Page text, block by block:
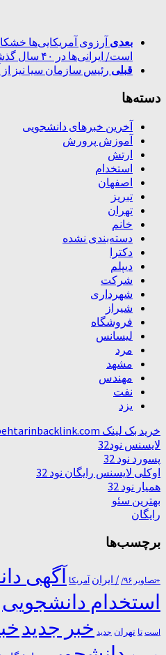
بعدی آرزوی آمریکایی‌ها
است/ ایرانی‌ها در ۴۰ سال گذشته هر دشمنی را زمین زدند
قبلی رئیس سازمان سیا نیز
دسته‌ها
آخرین خبرهای دانشجویی
آموزش پرورش
ارتش
استخدام
اصفهان
تبریز
تهران
خانم
دسته‌بندی نشده
دکترا
دیپلم
شرکت
شهرداری
شیراز
فروشگاه
لیسانس
مرد
مشهد
مهندس
نفت
یزد
خرید بک لینک behtarinbacklink.com
لایسنس نود32
پسورد نود 32
اوکلی لایسنس رایگان نود 32
همیار نود 32
بهترین سئو
رایگان
برچسب‌ها
+تصاویر ۹۶/ / ایران آمریکا آگهی
استخدام دانشجویی
است تا تهران جدید خبر جدید